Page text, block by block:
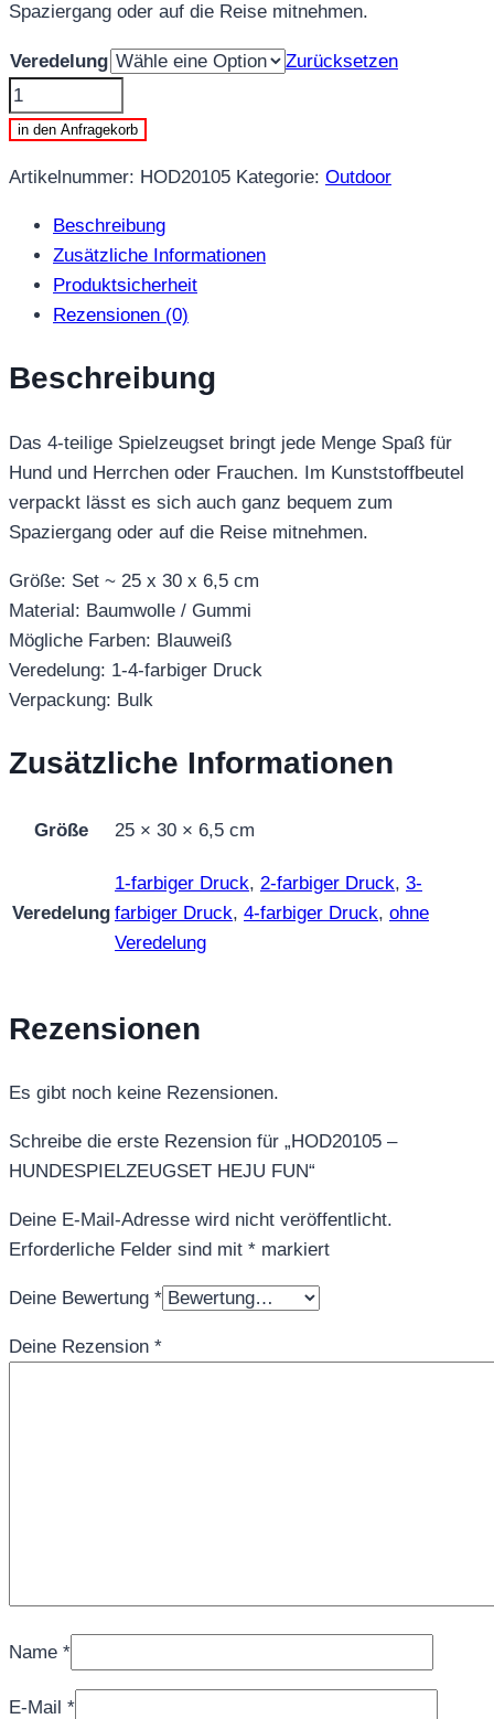
Spaziergang oder auf die Reise mitnehmen.
Veredelung
Zurücksetzen
HOD20105
-
HEJU
Menge
in den Anfragekorb
Artikelnummer: HOD20105 Kategorie: Outdoor
Beschreibung
Zusätzliche Informationen
Produktsicherheit
Rezensionen (0)
Beschreibung
Das 4-teilige Spielzeugset bringt jede Menge Spaß für
Hund und Herrchen oder Frauchen. Im Kunststoffbeutel
verpackt lässt es sich auch ganz bequem zum
Spaziergang oder auf die Reise mitnehmen.
Größe: Set ~ 25 x 30 x 6,5 cm
Material: Baumwolle / Gummi
Mögliche Farben: Blauweiß
Veredelung: 1-4-farbiger Druck
Verpackung: Bulk
Zusätzliche Informationen
Größe 25 × 30 × 6,5 cm
Veredelung
1-farbiger Druck, 2-farbiger Druck, 3-
farbiger Druck, 4-farbiger Druck, ohne
Veredelung
Rezensionen
Es gibt noch keine Rezensionen.
Schreibe die erste Rezension für „HOD20105 –
HUNDESPIELZEUGSET HEJU FUN“
Deine E-Mail-Adresse wird nicht veröffentlicht.
Erforderliche Felder sind mit * markiert
Deine Bewertung *
Deine Rezension *
Name *
E-Mail *